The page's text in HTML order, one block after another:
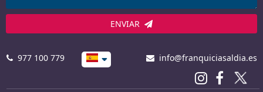
ENVIAR
977 100 779 info@franquiciasaldia.es